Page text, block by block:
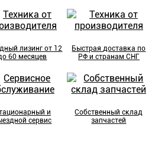
лизинг от 12
60 месяцев
Быстрая доставка по
РФ и странам СНГ
и
сервис
Собственный склад
запчастей